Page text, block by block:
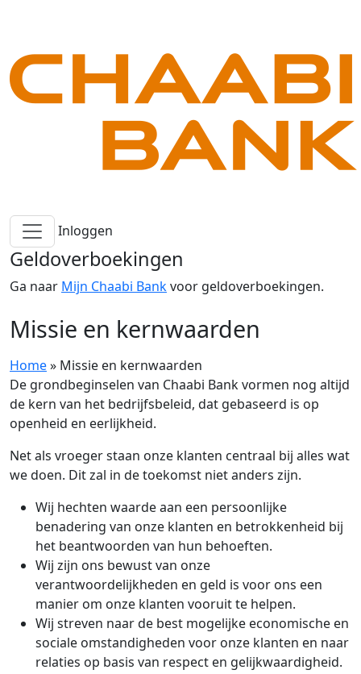
Inloggen
Geldoverboekingen
Ga naar Mijn Chaabi Bankvoor geldoverboekingen.
Missie en kernwaarden
Home» Missie en kernwaarden
De grondbeginselen van Chaabi Bank vormen nog altijd
de kern van het bedrijfsbeleid, dat gebaseerd is op
openheid en eerlijkheid.
Net als vroeger staan onze klanten centraal bij alles wat
we doen. Dit zal in de toekomst niet anders zijn.
Wij hechten waarde aan een persoonlijke
benadering van onze klanten en betrokkenheid bij
het beantwoorden van hun behoeften.
Wij zijn ons bewust van onze
verantwoordelijkheden en geld is voor ons een
manier om onze klanten vooruit te helpen.
Wij streven naar de best mogelijke economische en
sociale omstandigheden voor onze klanten en naar
relaties op basis van respect en gelijkwaardigheid.